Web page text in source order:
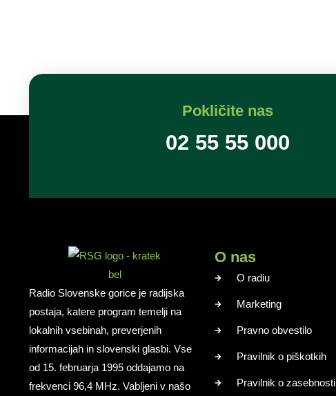
Pokličite nas
02 55 55 000
Radio Slovenske gorice je radijska
postaja, katere program temelji na
lokalnih vsebinah, preverjenih
informacijah in slovenski glasbi. Vse
od 15. februarja 1995 oddajamo na
frekvenci 96,4 MHz. Vabljeni v našo
O nas
O radiu
Marketing
Pravno obvestilo
Pravilnik o piškotkih
Pravilnik o zasebnosti